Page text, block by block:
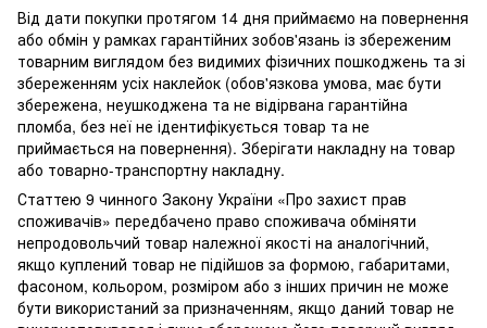
Від дати покупки протягом 14 дня приймаємо на повернення
або обмін у рамках гарантійних зобов'язань із збереженим
товарним виглядом без видимих ​​фізичних пошкоджень та зі
збереженням усіх наклейок (обов'язкова умова, має бути
збережена, неушкоджена та не відірвана гарантійна
пломба, без неї не ідентифікується товар та не
приймається на повернення). Зберігати накладну на товар
або товарно-транспортну накладну.
Статтею 9 чинного Закону України «Про захист прав
споживачів» передбачено право споживача обміняти
непродовольчий товар належної якості на аналогічний,
якщо куплений товар не підійшов за формою, габаритами,
фасоном, кольором, розміром або з інших причин не може
бути використаний за призначенням, якщо даний товар не